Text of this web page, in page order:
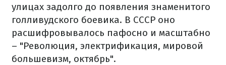
улицах задолго до появления знаменитого
голливудского боевика. В СССР оно
расшифровывалось пафосно и масштабно
– "Революция, электрификация, мировой
большевизм, октябрь".